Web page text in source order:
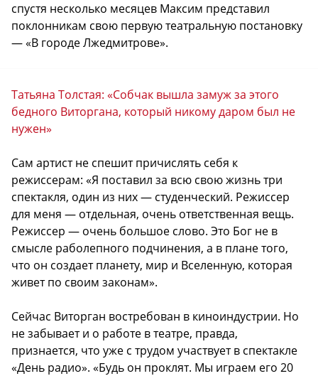
спустя несколько месяцев Максим представил
поклонникам свою первую театральную постановку
— «В городе Лжедмитрове».
Татьяна Толстая: «Собчак вышла замуж за этого
бедного Виторгана, который никому даром был не
нужен»
Сам артист не спешит причислять себя к
режиссерам: «Я поставил за всю свою жизнь три
спектакля, один из них — студенческий. Режиссер
для меня — отдельная, очень ответственная вещь.
Режиссер — очень большое слово. Это Бог не в
смысле раболепного подчинения, а в плане того,
что он создает планету, мир и Вселенную, которая
живет по своим законам».
Сейчас Виторган востребован в киноиндустрии. Но
не забывает и о работе в театре, правда,
признается, что уже с трудом участвует в спектакле
«День радио». «Будь он проклят. Мы играем его 20